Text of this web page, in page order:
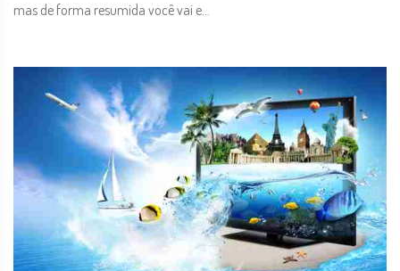
mas de forma resumida você vai e...